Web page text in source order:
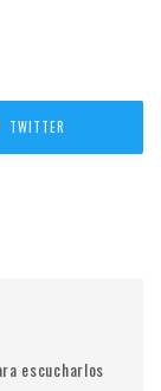
TWITTER
escucharlos